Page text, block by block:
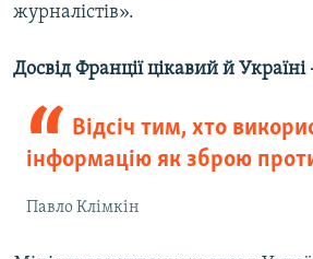
журналістів».
Досвід Франції цікавий й Україні
Відсіч тим, хто
інформацію як зброю
Павло Клімкін